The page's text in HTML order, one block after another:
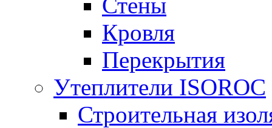
Кровля
Перекрытия
Утеплители ISOROC
Строительная